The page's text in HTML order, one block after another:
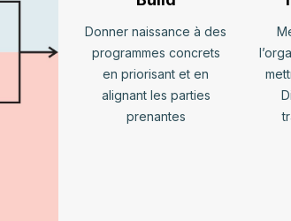
Donner naissance à des
programmes concrets
en priorisant et en
alignant les parties
prenantes​